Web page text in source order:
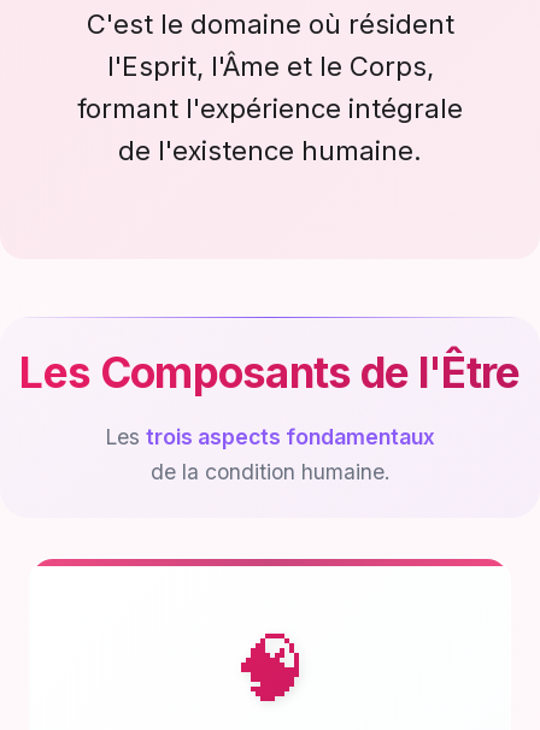
C'est le domaine où résident
l'Esprit, l'Âme et le Corps,
formant l'expérience intégrale
de l'existence humaine.
Les Composants de l'Être
Les trois aspects fondamentaux
de la condition humaine.
🧠